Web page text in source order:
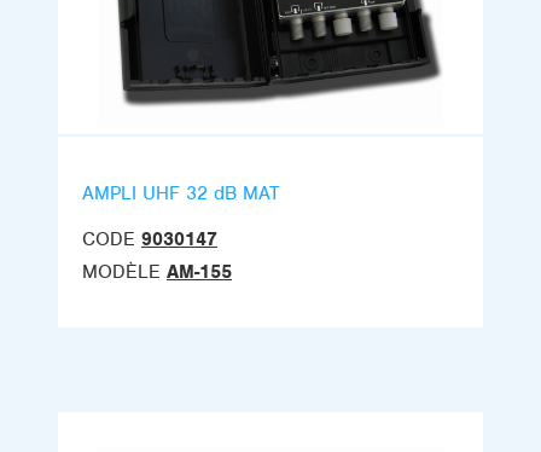
AMPLI UHF 32 dB MAT
CODE 9030147
MODÈLE AM-155